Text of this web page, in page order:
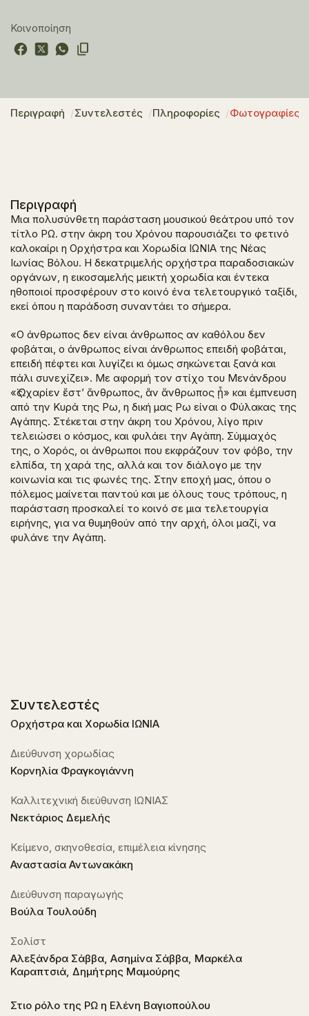
Κοινοποίηση
Περιγραφή Συντελεστές Πληροφορίες Φωτογραφίες
Περιγραφή
Μια πολυσύνθετη παράσταση μουσικού θεάτρου υπό τον
τίτλο ΡΩ. στην άκρη του Χρόνου παρουσιάζει το φετινό
καλοκαίρι η Ορχήστρα και Χορωδία ΙΩΝΙΑ της Νέας
Ιωνίας Βόλου. Η δεκατριμελής ορχήστρα παραδοσιακών
οργάνων, η εικοσαμελής μεικτή χορωδία και έντεκα
ηθοποιοί προσφέρουν στο κοινό ένα τελετουργικό ταξίδι,
εκεί όπου η παράδοση συναντάει το σήμερα.
«Ο άνθρωπος δεν είναι άνθρωπος αν καθόλου δεν
φοβάται, ο άνθρωπος είναι άνθρωπος επειδή φοβάται,
επειδή πέφτει και λυγίζει κι όμως σηκώνεται ξανά και
πάλι συνεχίζει». Με αφορμή τον στίχο του Μενάνδρου
«Ὡς χαρίεν ἔστ’ ἄνθρωπος, ἂν ἄνθρωπος ᾖ» και έμπνευση
από την Κυρά της Ρω, η δική μας Ρω είναι ο Φύλακας της
Αγάπης. Στέκεται στην άκρη του Χρόνου, λίγο πριν
τελειώσει ο κόσμος, και φυλάει την Αγάπη. Σύμμαχός
της, ο Χορός, οι άνθρωποι που εκφράζουν τον φόβο, την
ελπίδα, τη χαρά της, αλλά και τον διάλογο με την
κοινωνία και τις φωνές της. Στην εποχή μας, όπου ο
πόλεμος μαίνεται παντού και με όλους τους τρόπους, η
παράσταση προσκαλεί το κοινό σε μια τελετουργία
ειρήνης, για να θυμηθούν από την αρχή, όλοι μαζί, να
φυλάνε την Αγάπη.
Συντελεστές
Ορχήστρα και Χορωδία ΙΩΝΙΑ
Διεύθυνση χορωδίας
Κορνηλία Φραγκογιάννη
Καλλιτεχνική διεύθυνση ΙΩΝΙΑΣ
Νεκτάριος Δεμελής
Κείμενο, σκηνοθεσία, επιμέλεια κίνησης
Αναστασία Αντωνακάκη
Διεύθυνση παραγωγής
Βούλα Τουλούδη
Σολίστ
Αλεξάνδρα Σάββα, Ασημίνα Σάββα, Μαρκέλα
Καραπτσιά, Δημήτρης Μαμούρης
Στιο ρόλο της ΡΩ η Ελένη Βαγιοπούλου